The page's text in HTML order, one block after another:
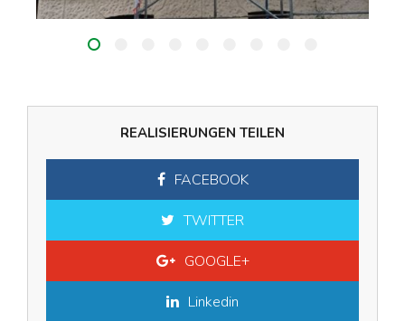
REALISIERUNGEN TEILEN
FACEBOOK
TWITTER
GOOGLE+
Linkedin